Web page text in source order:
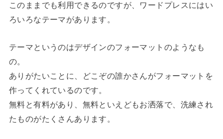
このままでも利用できるのですが、ワードプレスにはい
ろいろなテーマがあります。
テーマというのはデザインのフォーマットのようなも
の。
ありがたいことに、どこぞの誰かさんがフォーマットを
作ってくれているのです。
無料と有料があり、無料といえどもお洒落で、洗練され
たものがたくさんあります。